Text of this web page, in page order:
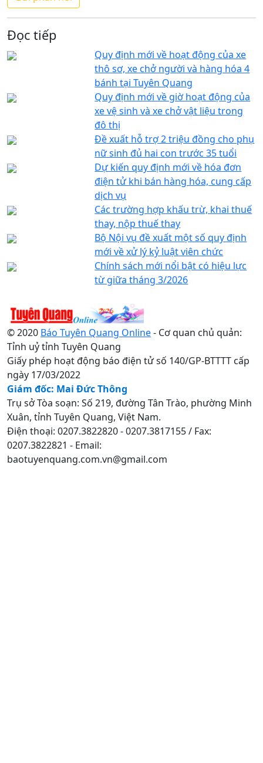
Đọc tiếp
Quy định mới về hoạt động của xe
thô sơ, xe chở người và hàng hóa 4
bánh tại Tuyên Quang
Quy định mới về giờ hoạt động của
xe vệ sinh và xe chở vật liệu trong
đô thị
Đề xuất hỗ trợ 2 triệu đồng cho phụ
nữ sinh đủ hai con trước 35 tuổi
Dự kiến quy định mới về hóa đơn
điện tử khi bán hàng hóa, cung cấp
dịch vụ
Các trường hợp khấu trừ, khai thuế
thay, nộp thuế thay
Bộ Nội vụ đề xuất một số quy định
mới về xử lý kỷ luật viên chức
Chính sách mới nổi bật có hiệu lực
từ giữa tháng 3/2026
© 2020 Báo Tuyên Quang Online- Cơ quan chủ quản:
Tỉnh uỷ tỉnh Tuyên Quang
Giấy phép hoạt động báo điện tử số 140/GP-BTTTT cấp
ngày 17/03/2022
Giám đốc: Mai Đức Thông
Trụ sở Tòa soạn: Số 219, đường Tân Trào, phường Minh
Xuân, tỉnh Tuyên Quang, Việt Nam.
Điện thoại: 0207.3822820 - 0207.3817155 / Fax:
0207.3822821 - Email:
baotuyenquang.com.vn@gmail.com